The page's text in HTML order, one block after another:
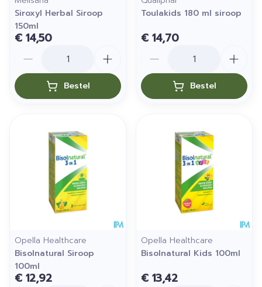
Siroxyl Herbal Siroop
150ml
€ 14,50
Bestel
Toulakids 180 ml siroop
€ 14,70
Bestel
Opella Healthcare
Bisolnatural Siroop
100ml
€ 12,92
Opella Healthcare
Bisolnatural Kids 100ml
€ 13,42